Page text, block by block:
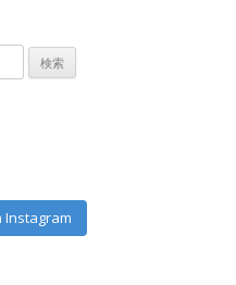
Instagram